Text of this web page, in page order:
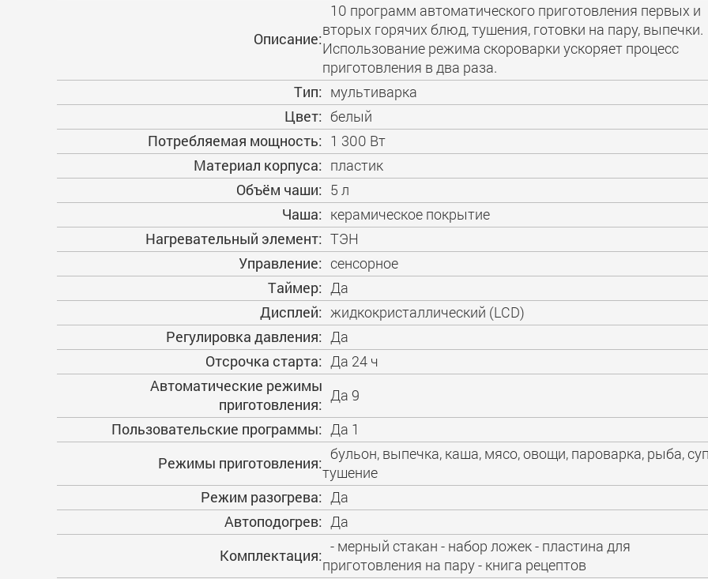
Описание:
10 программ автоматического приготовления первых и
вторых горячих блюд, тушения, готовки на пару, выпечки.
Использование режима скороварки ускоряет процесс
приготовления в два раза.
Тип: мультиварка
Цвет: белый
Потребляемая мощность: 1 300 Вт
Материал корпуса: пластик
Объём чаши: 5 л
Чаша: керамическое покрытие
Нагревательный элемент: ТЭН
Управление: сенсорное
Таймер: Да
Дисплей: жидкокристаллический (LCD)
Регулировка давления: Да
Отсрочка старта: Да 24 ч
Автоматические режимы
приготовления:
Да 9
Пользовательские программы: Да 1
Режимы приготовления:
бульон, выпечка, каша, мясо, овощи, пароварка, рыба,
тушение
Режим разогрева: Да
Автоподогрев: Да
Комплектация:
- мерный стакан - набор ложек - пластина для
приготовления на пару - книга рецептов